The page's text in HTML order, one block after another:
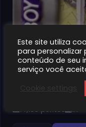
gba
The Legend
Pt-br GBA
Reviva Hyrule em
14,136 pontos 1K+
Este site utiliza
para personalizar
conteúdo de seu
serviço você